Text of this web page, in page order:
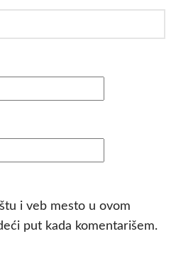
i veb mesto u ovom
put kada komentarišem.